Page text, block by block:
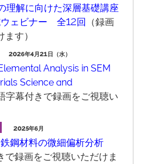
理解に向けた深層基礎講座
ェビナー 全12回 （録画
す）
2026年4月21日（水）
Analysis in SEM
Science and
字幕付きで録画をご視聴い
2025年6月
鋼材料の微細偏析分析
で録画をご視聴いただけま